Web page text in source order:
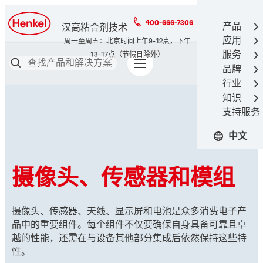
产品
应用
服务
品牌
行业
知识
支持服务
中文
汉高粘合剂技术 400-666-7306
摄像头、传感器和模组
摄像头、传感器、天线、显示屏和电池是众多消费电子产
品中的重要组件。每个组件不仅要确保自身具备可靠且卓
越的性能，还需在与设备其他部分集成后依然保持这些特
性。